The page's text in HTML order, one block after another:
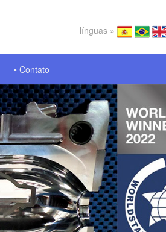
línguas »
• Contato